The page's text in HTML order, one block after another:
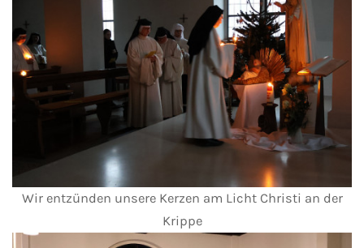
Wir entzünden unsere Kerzen am Licht Christi an der
Krippe